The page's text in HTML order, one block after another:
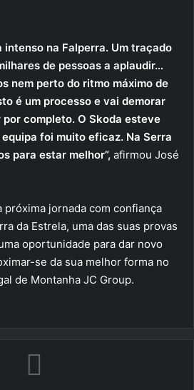
intenso na Falperra. Um traçado
de pessoas a aplaudir…
nem perto do ritmo máximo de
é um processo e vai demorar
completo. O Skoda esteve
foi muito eficaz. Na Serra
para estar melhor”, afirmou José
próxima jornada com confiança
da Estrela, uma das suas provas
oportunidade para dar novo
se da sua melhor forma no
de Montanha JC Group.